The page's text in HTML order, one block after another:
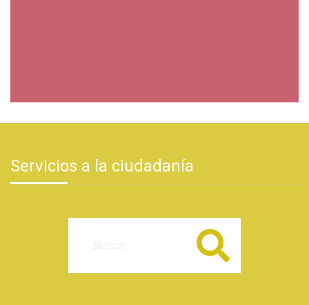
Servicios a la ciudadanía
Buscar